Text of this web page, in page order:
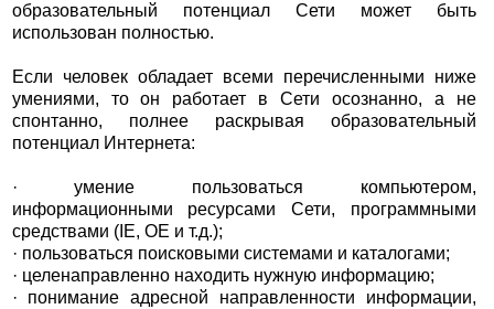
образовательный потенциал Сети может быть
использован полностью.
Если человек обладает всеми перечисленными ниже
умениями, то он работает в Сети осознанно, а не
спонтанно, полнее раскрывая образовательный
потенциал Интернета:
· умение пользоваться компьютером,
информационными ресурсами Сети, программными
средствами (IE, OE и т.д.);
· пользоваться поисковыми системами и каталогами;
· целенаправленно находить нужную информацию;
· понимание адресной направленности информации,